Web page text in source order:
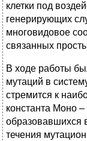
клетки под
генерирующих
многовидовое
связанных
В ходе работы
мутаций в
стремится к
константа Моно
образовавшихся
течения